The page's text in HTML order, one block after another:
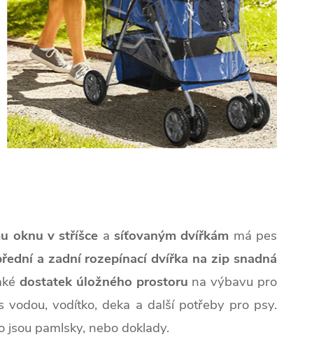
oknu v stříšce asíťovaným dvířkám má pes
a zadní rozepínací dvířka na zip snadná
dostatek úložného prostoru na výbavu pro
vodou, vodítko, deka a další potřeby pro psy.
jsou pamlsky, nebo doklady.